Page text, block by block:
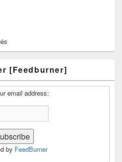
[Feedburner]
email address:
by FeedBurner